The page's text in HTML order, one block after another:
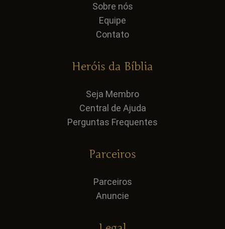
Sobre nós
Equipe
Contato
Heróis da Bíblia
Seja Membro
Central de Ajuda
Perguntas Frequentes
Parceiros
Parceiros
Anuncie